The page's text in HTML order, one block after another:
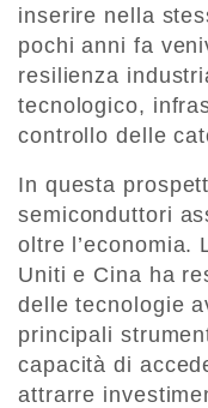
inserire nella
pochi anni fa
resilienza
tecnologico,
controllo delle
In questa
semiconduttori
oltre l’economia.
Uniti e Cina ha
delle tecnologie
principali
capacità di
attrarre